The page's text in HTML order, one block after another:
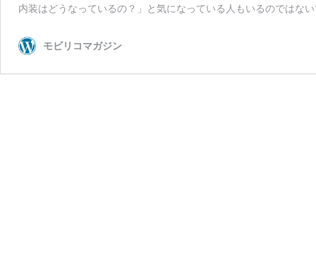
内装はどうなっているの？」と気になっている人もいるのではな
モビリコマガジン